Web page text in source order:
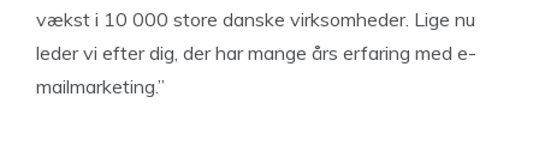
vækst i 10 000 store danske virksomheder. Lige nu
leder vi efter dig, der har mange års erfaring med e-
mailmarketing.”